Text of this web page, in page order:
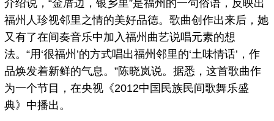
介绍说，“金厝边，银乡里”是福州的一句俗语，反映出
福州人珍视邻里之情的美好品德。歌曲创作出来后，她
又有了在间奏音乐中加入福州曲艺说唱元素的想
法。“用‘很福州’的方式唱出福州邻里的‘土味情话’，作
品焕发着新鲜的气息。”陈晓岚说。据悉，这首歌曲作
为一个节目，在央视《2012中国民族民间歌舞乐盛
典》中播出。